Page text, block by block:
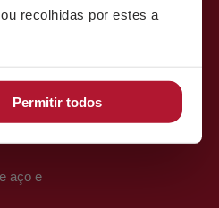
recolhidas por estes a
Permitir todos
aço e